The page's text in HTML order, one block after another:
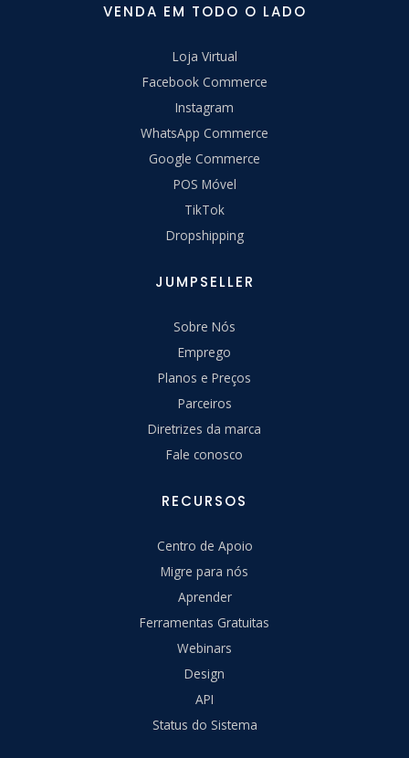
VENDA EM TODO O LADO
Loja Virtual
Facebook Commerce
Instagram
WhatsApp Commerce
Google Commerce
POS Móvel
TikTok
Dropshipping
JUMPSELLER
Sobre Nós
Emprego
Planos e Preços
Parceiros
Diretrizes da marca
Fale conosco
RECURSOS
Centro de Apoio
Migre para nós
Aprender
Ferramentas Gratuitas
Webinars
Design
API
Status do Sistema